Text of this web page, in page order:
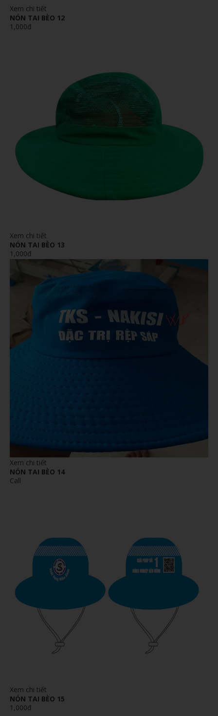
Xem chi tiết
NÓN TAI BÈO 12
1,000đ
Xem chi tiết
NÓN TAI BÈO 13
1,000đ
Xem chi tiết
NÓN TAI BÈO 14
Call
Xem chi tiết
NÓN TAI BÈO 15
1,000đ